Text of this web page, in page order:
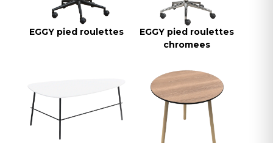
EGGY pied roulettes
EGGY pied roulettes
chromees